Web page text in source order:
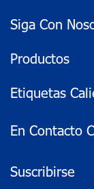
Siga Con
Productos
Etiquetas
En Contacto
Suscribirse